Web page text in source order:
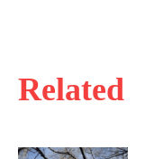
Related